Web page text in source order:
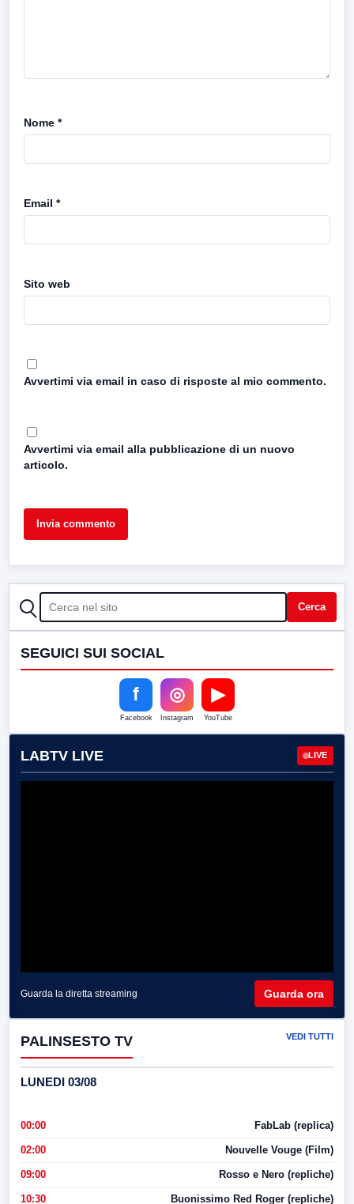
Nome *
Email *
Sito web
Avvertimi via email in caso di risposte al mio commento.
Avvertimi via email alla pubblicazione di un nuovo
articolo.
CERCA Cerca
SEGUICI SUI SOCIAL
f
Facebook
◎
Instagram
▶
YouTube
LABTV LIVE LIVE
Guarda la diretta streaming Guarda ora
PALINSESTO TV VEDI TUTTI
LUNEDI 03/08
00:00 FabLab (replica)
02:00 Nouvelle Vouge (Film)
09:00 Rosso e Nero (repliche)
10:30 Buonissimo Red Roger (repliche)